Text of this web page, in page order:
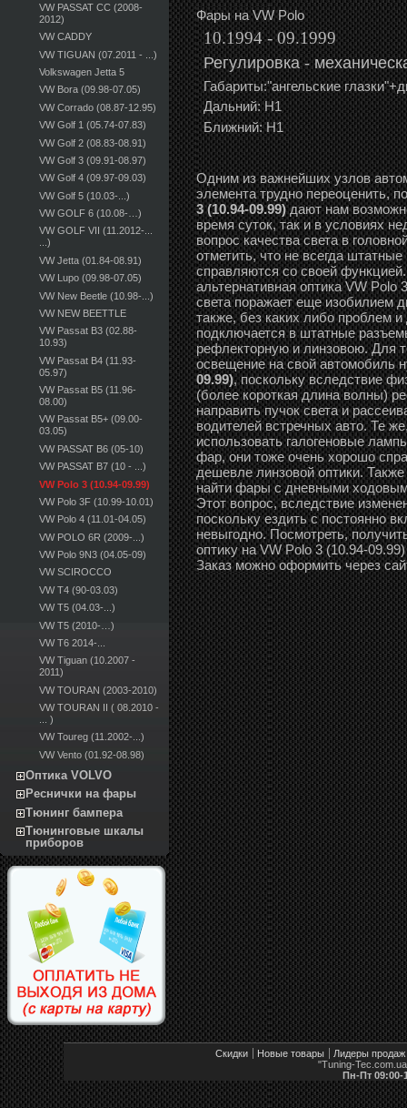
VW PASSAT CC (2008-
2012)
VW CADDY
VW TIGUAN (07.2011 - ...)
Volkswagen Jetta 5
VW Bora (09.98-07.05)
VW Corrado (08.87-12.95)
VW Golf 1 (05.74-07.83)
VW Golf 2 (08.83-08.91)
VW Golf 3 (09.91-08.97)
VW Golf 4 (09.97-09.03)
VW Golf 5 (10.03-...)
VW GOLF 6 (10.08-…)
VW GOLF VII (11.2012-...
...)
VW Jetta (01.84-08.91)
VW Lupo (09.98-07.05)
VW New Beetle (10.98-...)
VW NEW BEETTLE
VW Passat B3 (02.88-
10.93)
VW Passat B4 (11.93-
05.97)
VW Passat B5 (11.96-
08.00)
VW Passat B5+ (09.00-
03.05)
VW PASSAT B6 (05-10)
VW PASSAT B7 (10 - ...)
VW Polo 3 (10.94-09.99)
VW Polo 3F (10.99-10.01)
VW Polo 4 (11.01-04.05)
VW POLO 6R (2009-...)
VW Polo 9N3 (04.05-09)
VW SCIROCCO
VW T4 (90-03.03)
VW T5 (04.03-...)
VW T5 (2010-…)
VW T6 2014-...
VW Tiguan (10.2007 -
2011)
VW TOURAN (2003-2010)
VW TOURAN II ( 08.2010 -
... )
VW Toureg (11.2002-...)
VW Vento (01.92-08.98)
Оптика VOLVO
Реснички на фары
Тюнинг бампера
Тюнинговые шкалы
приборов
Фары на VW Polo
10.1994 - 09.1999
Регулировка -механ
Габариты:"ангельские
Дальний: Н1
Ближний: Н1
Одним из важнейших узлов
элемента трудно переоценить,
3 (10.94-09.99)дают нам
время суток, так и в условиях
вопрос качества света в
отметить, что не всегда
справляются со своей
альтернативная оптика VW Polo
света поражает еще изобилием
также, без каких либо проблем
подключается в штатные
рефлекторную и линзовою. Для
освещение на свой автомобиль
09.99), поскольку вследствие
(более короткая длина волны)
направить пучок света и
водителей встречных авто. Те
использовать галогеновые
фар, они тоже очень хорошо
дешевле линзовой оптики.
найти фары с дневными
Этот вопрос, вследствие
поскольку ездить с постоянно
невыгодно. Посмотреть,
оптику на VW Polo 3 (10.94-
Заказ можно оформить через
Скидки Новые товары
Лидеры продаж
"Tuning-
Пн-Пт 09:00-